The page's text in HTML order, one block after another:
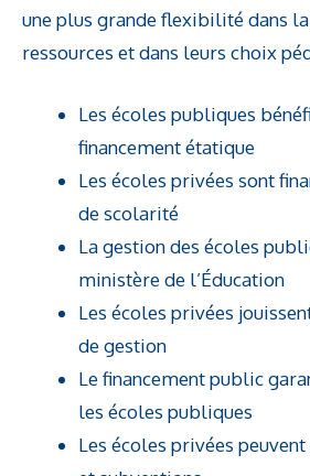
une plus grande flexibilité dans
ressources et dans leurs choix
Les écoles publiques
financement étatique
Les écoles privées sont
de scolarité
La gestion des écoles
ministère de l’Éducation
Les écoles privées
de gestion
Le financement public
les écoles publiques
Les écoles privées